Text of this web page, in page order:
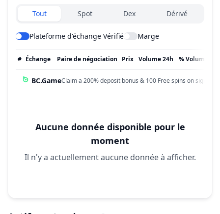
Exchanges type
Tout Spot Dex Dérivé
Plateforme d'échange Vérifié Marge
# Échange Paire de négociation Prix Volume 24h % Volume
BC.GameClaim a 200% deposit bonus & 100 Free spins on sign up!
Aucune donnée disponible pour le
moment
Il n'y a actuellement aucune donnée à afficher.